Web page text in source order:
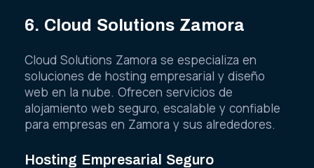
6. Cloud Solutions Zamora
Cloud Solutions Zamora se especializa en
soluciones de hosting empresarial y diseño
web en la nube. Ofrecen servicios de
alojamiento web seguro, escalable y confiable
para empresas en Zamora y sus alrededores.
Hosting Empresarial Seguro